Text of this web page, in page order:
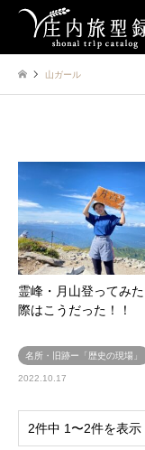
山ガール
霊峰・月山登ってみ
際はこうだった！！
名所・旧跡ー「歴史の現場」
2022.10.17
2件中 1〜2件を表示